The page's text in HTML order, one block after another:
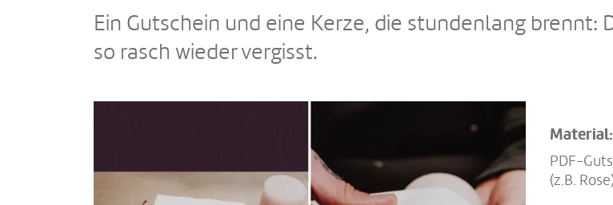
Ein Gutschein und eine Kerze, die stundenlang brennt:
so rasch wieder vergisst.
Material:
PDF-
(z.B.